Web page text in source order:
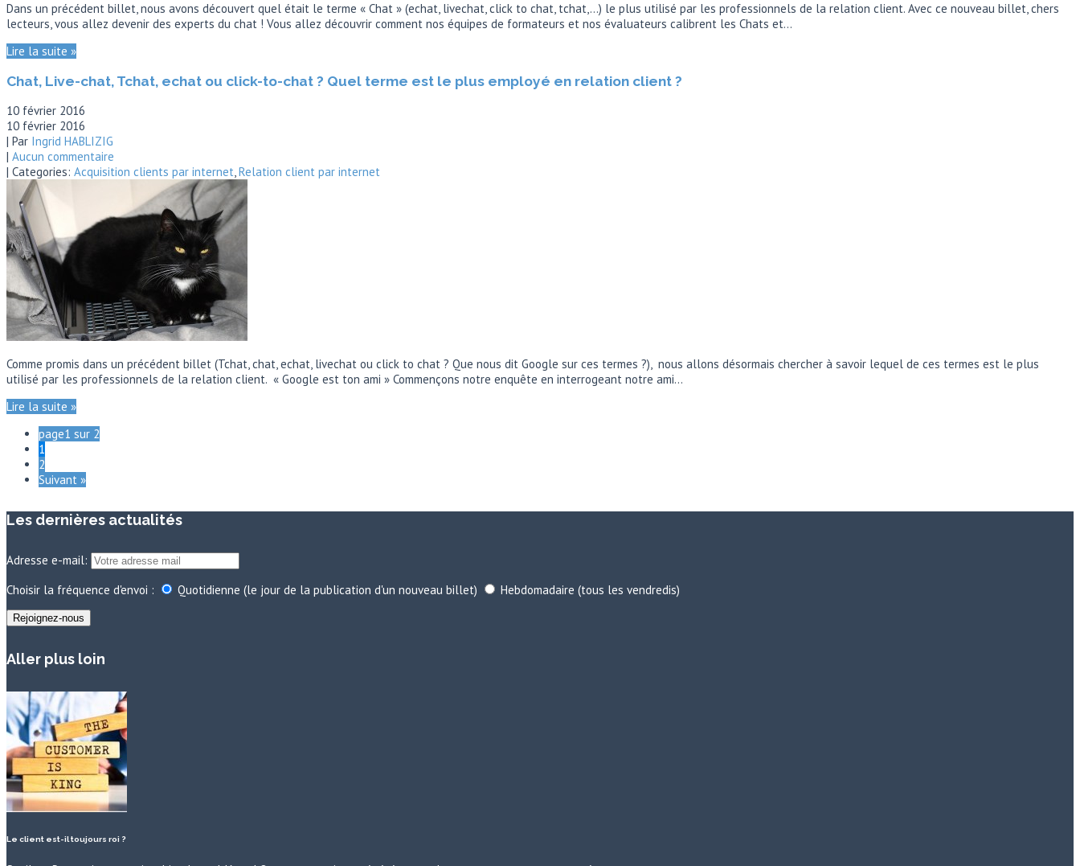
Dans un précédent billet, nous avons découvert quel était le terme « Chat » (echat, livechat, click to chat, tchat,…) le plus utilisé par les professionnels de la relation client. Avec ce nouveau billet, chers
lecteurs, vous allez devenir des experts du chat ! Vous allez découvrir comment nos équipes de formateurs et nos évaluateurs calibrent les Chats et…
Lire la suite »
Chat, Live-chat, Tchat, echat ou click-to-chat ? Quel terme est le plus employé en relation client ?
10 février 2016
10 février 2016
| Par Ingrid HABLIZIG
| Aucun commentaire
| Categories: Acquisition clients par internet,Relation client par internet
Comme promis dans un précédent billet (Tchat, chat, echat, livechat ou click to chat ? Que nous dit Google sur ces termes ?), nous allons désormais chercher à savoir lequel de ces termes est le plus
utilisé par les professionnels de la relation client. « Google est ton ami » Commençons notre enquête en interrogeant notre ami…
Lire la suite »
page1 sur 2
1
2
Suivant »
Les dernières actualités
Adresse e-mail:
Choisir la fréquence d'envoi :
Quotidienne (le jour de la publication d'un nouveau billet) Hebdomadaire (tous les vendredis)
Aller plus loin
Le client est-il toujours roi ?